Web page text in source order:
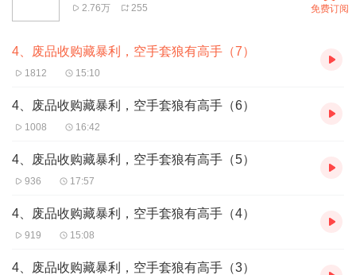
2.76万 255 免费订阅
4、废品收购藏暴利，空手套狼有高手（7）
1812 15:10
4、废品收购藏暴利，空手套狼有高手（6）
1008 16:42
4、废品收购藏暴利，空手套狼有高手（5）
936 17:57
4、废品收购藏暴利，空手套狼有高手（4）
919 15:08
4、废品收购藏暴利，空手套狼有高手（3）